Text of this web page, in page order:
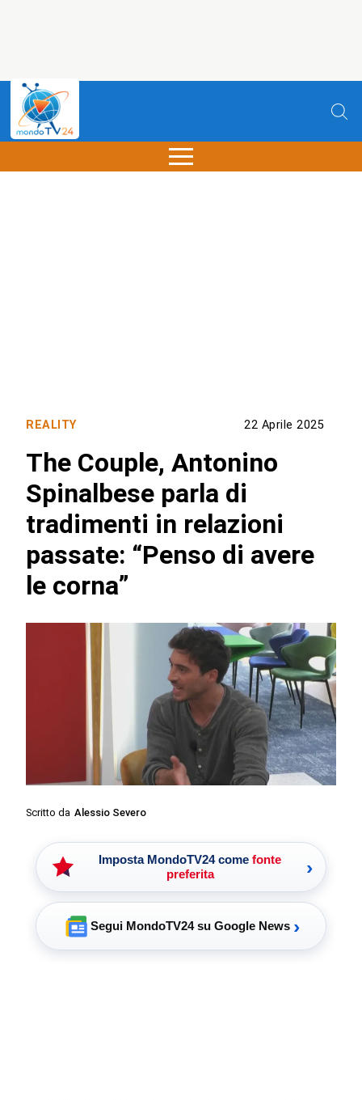
REALITY 22 Aprile 2025
The Couple, Antonino
Spinalbese parla di
tradimenti in relazioni
passate: “Penso di avere
le corna”
Scritto da Alessio Severo
Imposta MondoTV24 come fonte
preferita
›
Segui MondoTV24 su Google News ›